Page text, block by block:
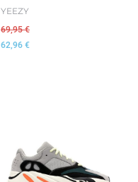
YEEZY
69,95€
62,96 €